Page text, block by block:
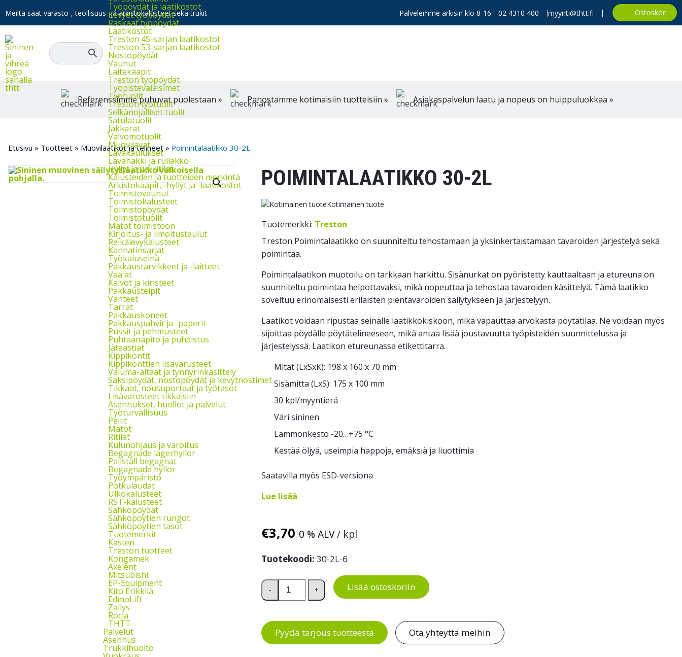
Meiltä saat varasto-, teollisuus- ja arkistokalusteet sekä trukit Palvelemme arkisin klo 8-16 02 4310 400 myynti@thtt.fi Ostoskori
Työpöydät ja laatikostot
Kevyet työpöydät
Raskaat työpöydät
Laatikostot
Treston 45-sarjan laatikostot
Treston 53-sarjan laatikostot
Nostopöydät
Vaunut
Laitekaapit
Treston työpöydät
Työpistevalaisimet
Työtuolit
Treston työtuolit
Selkänojalliset tuolit
Satulatuolit
Jakkarat
Valvomotuolit
Muovilavat
Lavakaulukset
Lavahäkki ja rullakko
Hyllyt ja väliritilät
Kalusteiden ja tuotteiden merkintä
Arkistokaapit, -hyllyt ja -laatikostot
Toimistovaunut
Toimistokalusteet
Toimistopöydät
Toimistotuolit
Matot toimistoon
Kirjoitus- ja ilmoitustaulut
Reikälevykalusteet
Kannatinsarjat
Työkaluseinä
Pakkaustarvikkeet ja -laitteet
Vaa'at
Kalvot ja kiristeet
Pakkausteipit
Vanteet
Tarrat
Pakkauskoneet
Pakkauspahvit ja -paperit
Pussit ja pehmusteet
Puhtaanapito ja puhdistus
Jäteastiat
Kippikontit
Kippikonttien lisävarusteet
Valuma-altaat ja tynnyrinkäsittely
Saksipöydät, nostopöydät ja kevytnostimet
Tikkaat, nousuportaat ja työtasot
Lisävarusteet tikkaisiin
Asennukset, huollot ja palvelut
Työturvallisuus
Peilit
Matot
Ritilät
Kulunohjaus ja varoitus
Begagnade lagerhyllor
Pallställ begagnat
Begagnade hyllor
Työympäristö
Potkulaudat
Ulkokalusteet
RST-kalusteet
Sähköpöydät
Sähköpöytien rungot
Sähköpöytien tasot
Tuotemerkit
Kasten
Treston tuotteet
Kongamek
Axelent
Mitsubishi
EP-Equipment
Kito Erikkilä
EdmoLift
Zallys
Rocla
THTT
Palvelut
Asennus
Trukkihuolto
Referenssimme puhuvat puolestaan » Panostamme kotimaisiin tuotteisiin » Asiakaspalvelun laatu ja nopeus on huippuluokkaa »
Etusivu » Tuotteet » Muovilaatikot ja telineet » Poimintalaatikko 30-2L
POIMINTALAATIKKO 30-2L
Kotimainen tuote
Tuotemerkki: Treston
Treston Poimintalaatikko on suunniteltu tehostamaan ja yksinkertaistamaan tavaroiden järjestelyä sekä
poimintaa.
Poimintalaatikon muotoilu on tarkkaan harkittu. Sisänurkat on pyöristetty kauttaaltaan ja etureuna on
suunniteltu poimintaa helpottavaksi, mikä nopeuttaa ja tehostaa tavaroiden käsittelyä. Tämä laatikko
soveltuu erinomaisesti erilaisten pientavaroiden säilytykseen ja järjestelyyn.
Laatikot voidaan ripustaa seinälle laatikkokiskoon, mikä vapauttaa arvokasta pöytätilaa. Ne voidaan myös
sijoittaa pöydälle pöytätelineeseen, mikä antaa lisää joustavuutta työpisteiden suunnittelussa ja
järjestelyssä. Laatikon etureunassa etikettitarra.
Mitat (LxSxK): 198 x 160 x 70 mm
Sisämitta (LxS): 175 x 100 mm
30 kpl/myyntierä
Väri sininen
Lämmönkesto -20…+75 °C
Kestää öljyä, useimpia happoja, emäksiä ja liuottimia
Saatavilla myös ESD-versiona
Lue lisää
€3,70 0 % ALV/ kpl
Tuotekoodi: 30-2L-6
Poimintalaatikko 30-2L määrä
- + Lisää ostoskoriin
Pyydä tarjous tuotteesta Ota yhteyttä meihin